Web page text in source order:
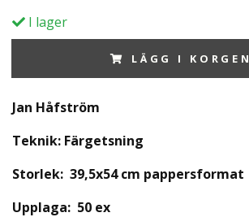
I lager
LÄGG I KORGEN
Jan Håfström
Teknik: Färgetsning
Storlek: 39,5x54 cm pappersformat
Upplaga: 50 ex